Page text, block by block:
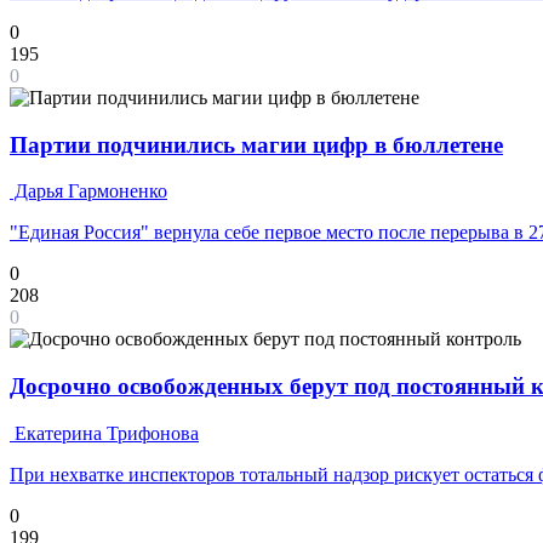
0
195
0
Партии подчинились магии цифр в бюллетене
Дарья Гармоненко
"Единая Россия" вернула себе первое место после перерыва в
0
208
0
Досрочно освобожденных берут под постоянный
Екатерина Трифонова
При нехватке инспекторов тотальный надзор рискует
0
199